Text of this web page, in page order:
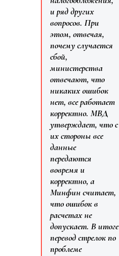
и ряд других
вопросов. При
этом, отвечая,
почему случается
сбой,
министерства
отвечают, что
никаких ошибок
нет, все работает
корректно. МВД
утверждает, что с
их стороны все
данные
передаются
вовремя и
корректно, а
Минфин считает,
что ошибок в
расчетах не
допускает. В итоге
перевод стрелок по
проблеме